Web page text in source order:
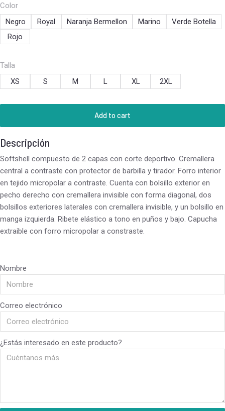
Color
Negro
Royal Naranja Bermellon Marino
Verde Botella
Rojo
Talla
XS
S M L XL 2XL
Add to cart
Descripción
Softshell compuesto de 2 capas con corte deportivo. Cremallera
central a contraste con protector de barbilla y tirador. Forro interior
en tejido micropolar a contraste. Cuenta con bolsillo exterior en
pecho derecho con cremallera invisible con forma diagonal, dos
bolsillos exteriores laterales con cremallera invisible, y un bolsillo en
manga izquierda. Ribete elástico a tono en puños y bajo. Capucha
extraible con forro micropolar a constraste.
Nombre
Correo electrónico
¿Estás interesado en este producto?